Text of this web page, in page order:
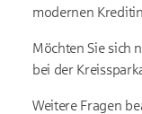
modernen
Möchten Sie sich
bei der
Weitere Fragen